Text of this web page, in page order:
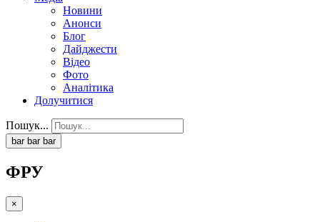
Новини
Анонси
Блог
Дайджести
Відео
Фото
Аналітика
Долучитися
Пошук...
bar bar bar
ФРУ
×